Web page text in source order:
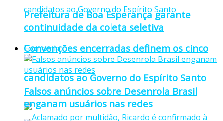
Convenções encerradas definem os cinco
candidatos ao Governo do Espírito Santo
Prefeitura de Boa Esperança garante
continuidade da coleta seletiva
Economia
Falsos anúncios sobre Desenrola Brasil
enganam usuários nas redes